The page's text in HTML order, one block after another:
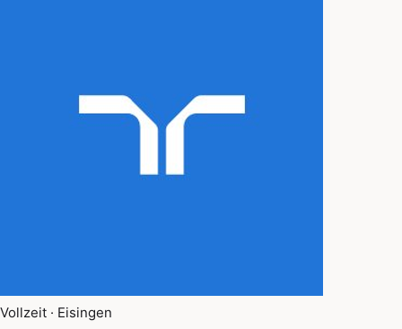
Vollzeit · Eisingen